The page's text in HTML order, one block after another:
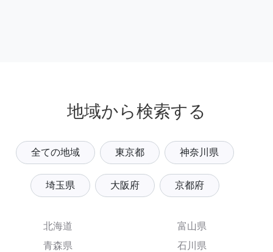
地域から検索する
全ての地域 東京都 神奈川県
埼玉県 大阪府 京都府
北海道
青森県
富山県
石川県